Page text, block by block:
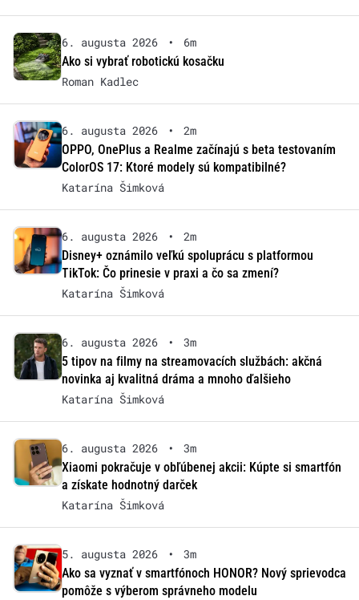
6. augusta 2026 •
6m
Ako si vybrať robotickú kosačku
Roman Kadlec
6. augusta 2026 •
2m
OPPO, OnePlus a Realme začínajú s beta testovaním
ColorOS 17: Ktoré modely sú kompatibilné?
Katarína Šimková
6. augusta 2026 •
2m
Disney+ oznámilo veľkú spoluprácu s platformou
TikTok: Čo prinesie v praxi a čo sa zmení?
Katarína Šimková
6. augusta 2026 •
3m
5 tipov na filmy na streamovacích službách: akčná
novinka aj kvalitná dráma a mnoho ďalšieho
Katarína Šimková
6. augusta 2026 •
3m
Xiaomi pokračuje v obľúbenej akcii: Kúpte si smartfón
a získate hodnotný darček
Katarína Šimková
5. augusta 2026 •
3m
Ako sa vyznať v smartfónoch HONOR? Nový sprievodca
pomôže s výberom správneho modelu